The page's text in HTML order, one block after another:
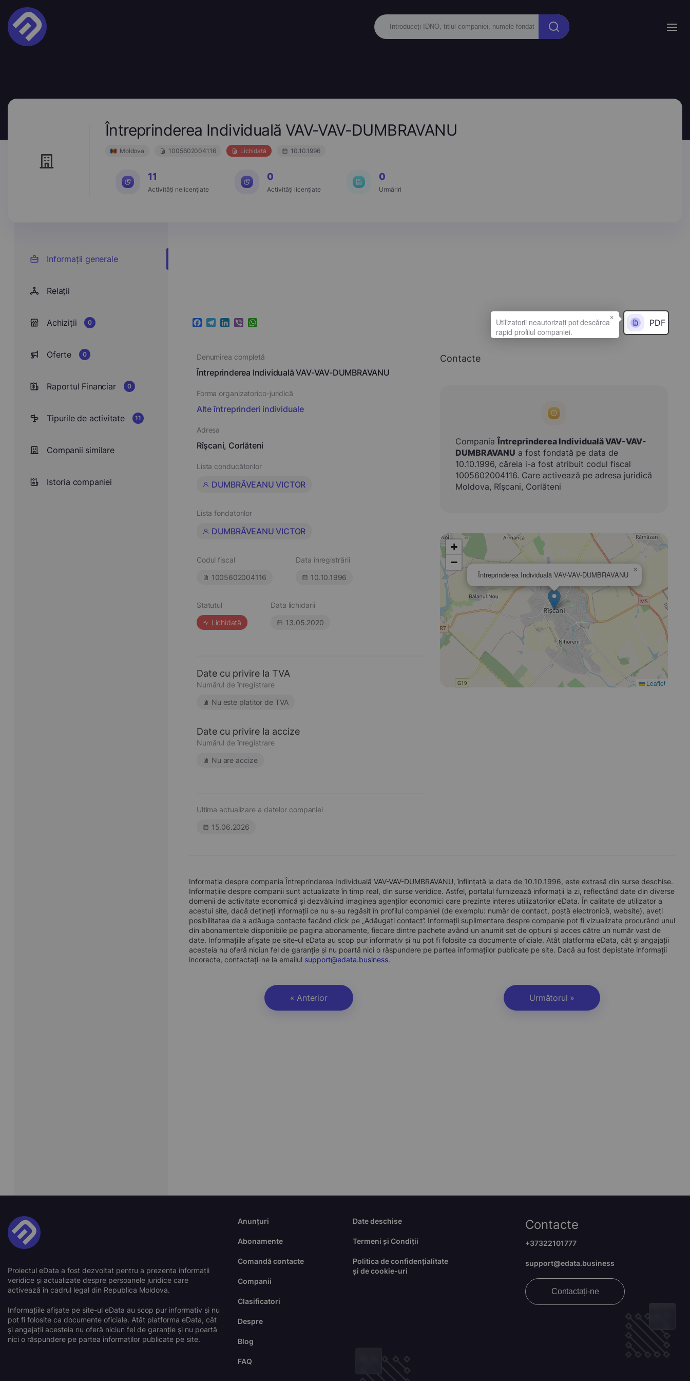
Întreprinderea Individuală VAV-VAV-DUMBRAVANU
Moldova 1005602004116 Lichidată 10.10.1996
11
Activități nelicențiate
0
Activități licențiate
0
Urmăriri
Informații generale
Relații
Achiziții 0
Oferte 0
Raportul Financiar 0
Tipurile de activitate 11
Companii similare
Istoria companiei
Facebook
Telegram
LinkedIn
ViberWhatsApp PDF
Denumirea completă
Întreprinderea Individuală VAV-VAV-DUMBRAVANU
Forma organizatorico-juridică
Alte întreprinderi individuale
Adresa
Rîşcani, Corlăteni
Lista conducătorilor
DUMBRĂVEANU VICTOR
Lista fondatorilor
DUMBRĂVEANU VICTOR
Codul fiscal
1005602004116
Data înregistrării
10.10.1996
Statutul
Lichidată
Data lichidarii
13.05.2020
Date cu privire la TVA
Numărul de înregistrare
Nu este platitor de TVA
Date cu privire la accize
Numărul de înregistrare
Nu are accize
Ultima actualizare a datelor companiei
15.06.2026
Contacte
CompaniaÎntreprinderea Individuală VAV-VAV-
DUMBRAVANU a fost fondată pe data de
10.10.1996, căreia i-a fost atribuit codul fiscal
1005602004116. Care activează pe adresa juridică
Moldova, Rîşcani, Corlăteni
Întreprinderea Individuală VAV-VAV-DUMBRAVANU
×
+
−
Leaflet
Informația despre compania Întreprinderea Individuală VAV-VAV-DUMBRAVANU, înființată la data de 10.10.1996, este extrasă din surse deschise.
Informațiile despre companii sunt actualizate în timp real, din surse veridice. Astfel, portalul furnizează informații la zi, reflectând date din diverse
domenii de activitate economică și dezvăluind imaginea agenților economici care prezinte interes utilizatorilor eData. În calitate de utilizator a
acestui site, dacă dețineți informații ce nu s-au regăsit în profilul companiei (de exemplu: număr de contact, poștă electronică, website), aveți
posibilitatea de a adăuga contacte facând click pe „Adăugați contact”. Informații suplimentare despre companie pot fi vizualizate procurând unul
din abonamentele disponibile pe pagina abonamente, fiecare dintre pachete având un anumit set de opțiuni și acces către un număr vast de
date. Informațiile afișate pe site-ul eData au scop pur informativ și nu pot fi folosite ca documente oficiale. Atât platforma eData, cât și angajații
acesteia nu oferă niciun fel de garanție și nu poartă nici o răspundere pe partea informaților publicate pe site. Dacă au fost depistate informații
incorecte, contactați-ne la emailul support@edata.business.
« Anterior Următorul »
Proiectul eData a fost dezvoltat pentru a prezenta informații
veridice și actualizate despre persoanele juridice care
activează în cadrul legal din Republica Moldova.
Informațiile afișate pe site-ul eData au scop pur informativ și nu
pot fi folosite ca documente oficiale. Atât platforma eData, cât
și angajații acesteia nu oferă niciun fel de garanție și nu poartă
nici o răspundere pe partea informaților publicate pe site.
Anunțuri
Abonamente
Comandă contacte
Companii
Clasificatori
Despre
Blog
FAQ
Date deschise
Termeni și Condiții
Politica de confidențialitate
și de cookie-uri
Contacte
+37322101777
support@edata.business
Contactați-ne
×